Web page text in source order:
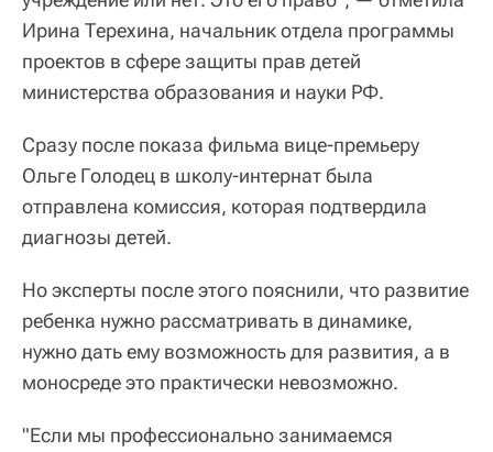
Ирина Терехина, начальник отдела программы
проектов в сфере защиты прав детей
министерства образования и науки РФ.
Сразу после показа фильма вице-премьеру
Ольге Голодец в школу-интернат была
отправлена комиссия, которая подтвердила
диагнозы детей.
Но эксперты после этого пояснили, что развитие
ребенка нужно рассматривать в динамике,
нужно дать ему возможность для развития, а в
моносреде это практически невозможно.
"Если мы профессионально занимаемся